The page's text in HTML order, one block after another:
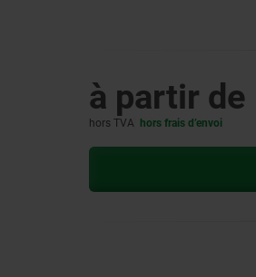
à partir de
hors TVA hors frais d’envoi